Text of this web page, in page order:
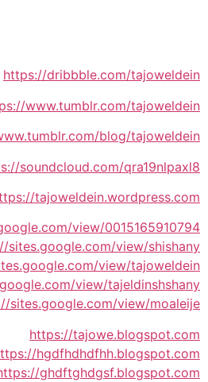
https://dribbble.com/tajoweldein
www.tumblr.com/tajoweldein
blog/tajoweldein
soundcloud.com/qra19nlpaxl8
tajoweldein.wordpress.com
view/0015165910794
sites.google.com/view/shishany
view/tajoweldein
view/tajeldinshshany
sites.google.com/view/moaleije
https://tajowe.blogspot.com
hgdfhdhdfhh.blogspot.com
ghdftghdgsf.blogspot.com